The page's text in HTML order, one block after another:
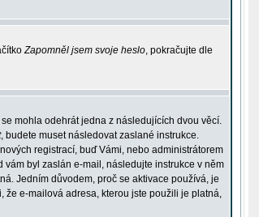
Zapomněl jsem svoje heslo, pokračujte dle
mohla odehrát jedna z následujících dvou věcí.
, budete muset následovat zaslané instrukce.
registrací, buď Vámi, nebo administrátorem
vám byl zaslán e-mail, následujte instrukce v něm
Jedním důvodem, proč se aktivace používá, je
že e-mailová adresa, kterou jste použili je platná,